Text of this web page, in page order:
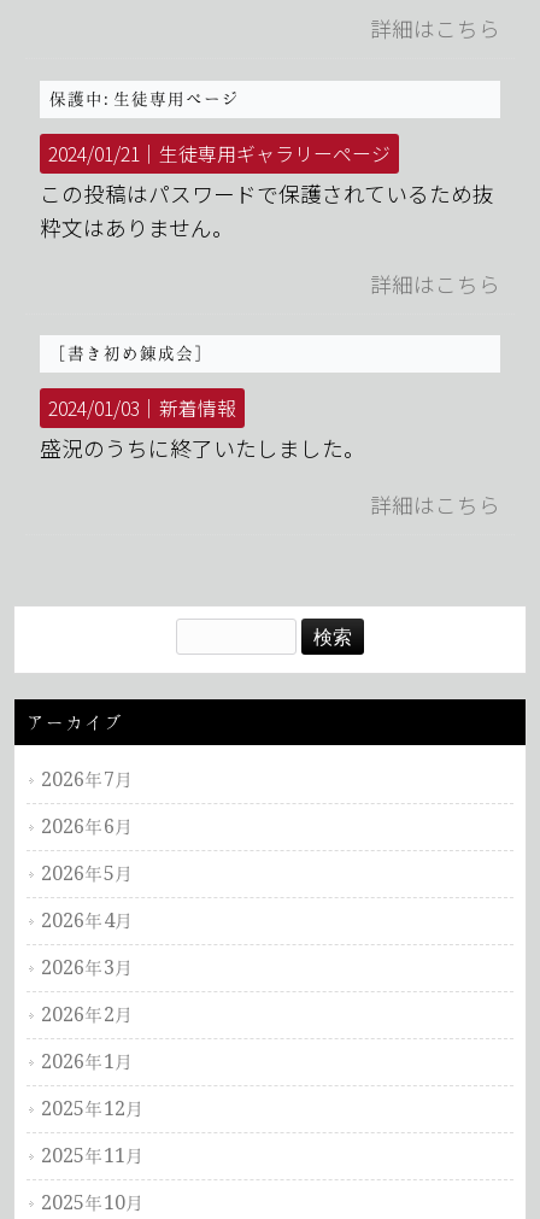
詳細はこちら
保護中: 生徒専用ページ
2024/01/21｜ 生徒専用ギャラリーページ
この投稿はパスワードで保護されているため抜
粋文はありません。
詳細はこちら
［書き初め錬成会］
2024/01/03｜新着情報
盛況のうちに終了いたしました。
詳細はこちら
アーカイブ
2026年7月
2026年6月
2026年5月
2026年4月
2026年3月
2026年2月
2026年1月
2025年12月
2025年11月
2025年10月